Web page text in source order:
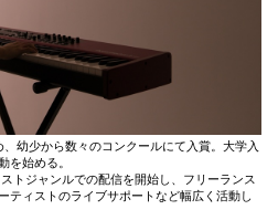
幼少から数々のコンクールにて入賞。大学入
を始める。
トジャンルでの配信を開始し、フリーランス
ティストのライブサポートなど幅広く活動し